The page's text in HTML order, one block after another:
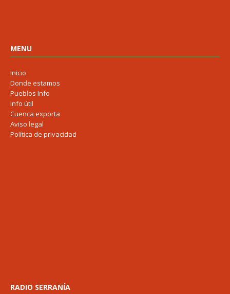
MENU
Inicio
Donde estamos
Pueblos Info
Info útil
Cuenca exporta
Aviso legal
Política de privacidad
RADIO SERRANÍA